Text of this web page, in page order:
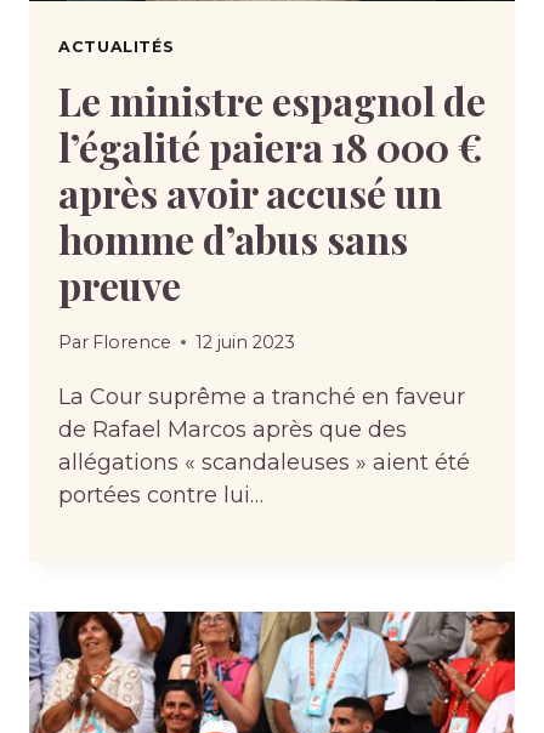
ACTUALITÉS
Le ministre espagnol de
l’égalité paiera 18 000 €
après avoir accusé un
homme d’abus sans
preuve
Par Florence 12 juin 2023
La Cour suprême a tranché en faveur
de Rafael Marcos après que des
allégations « scandaleuses » aient été
portées contre lui…